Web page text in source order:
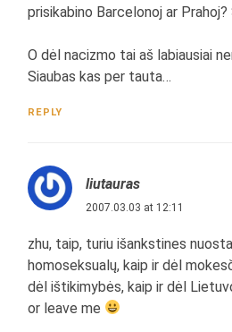
prisikabino Barcelonoj ar
O dėl nacizmo tai aš labiausiai
Siaubas kas per tauta…
REPLY
liutauras
2007.03.03 at 12:11
zhu, taip, turiu išankstines
homoseksualų, kaip ir dėl
dėl ištikimybės, kaip ir dėl
or leave me